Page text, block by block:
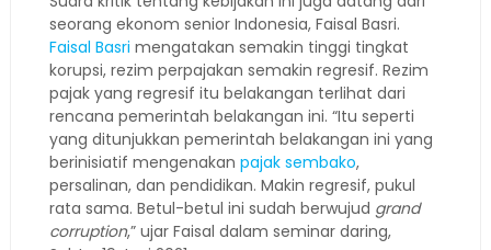
seorang ekonom senior Indonesia, Faisal Basri.
Faisal Basri mengatakan semakin tinggi tingkat
korupsi, rezim perpajakan semakin regresif. Rezim
pajak yang regresif itu belakangan terlihat dari
rencana pemerintah belakangan ini. “Itu seperti
yang ditunjukkan pemerintah belakangan ini yang
berinisiatif mengenakan pajak sembako,
persalinan, dan pendidikan. Makin regresif, pukul
rata sama. Betul-betul ini sudah berwujud grand
corruption,” ujar Faisal dalam seminar daring,